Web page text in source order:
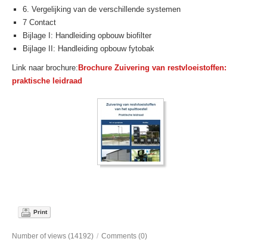
6. Vergelijking van de verschillende systemen
7 Contact
Bijlage I: Handleiding opbouw biofilter
Bijlage II: Handleiding opbouw fytobak
Link naar brochure: Brochure Zuivering van restvloeistoffen:
praktische leidraad
Print
Number of views (14192) / Comments (0)